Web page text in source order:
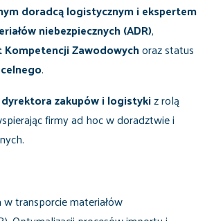
doradcą logistycznym i ekspertem
niebezpiecznych (ADR),
Zawodowychoraz status
.
dyrektora zakupów i logistykiz rolą
firmy ad hoc w doradztwie i
transporcie materiałów